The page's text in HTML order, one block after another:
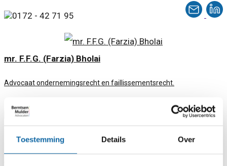
Toestemming Details Over
0172 - 42 71 95
mr. F.F.G. (Farzia) Bholai
Advocaat ondernemingsrecht en faillissementsrecht.
0172 - 78 79 05